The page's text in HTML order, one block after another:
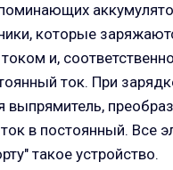
которые
и,
ток. При
выпрямитель,
в постоянный. Все
такое устройство.